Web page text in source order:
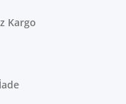
Kargo